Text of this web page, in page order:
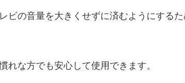
ビの音量を大きくせずに済むようにする
れな方でも安心して使用できます。